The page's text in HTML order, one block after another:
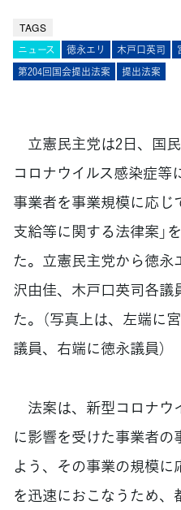
TAGS
ニュース 徳永エリ 木戸口英司
第204回国会提出法案
提出法案
立憲民主党は2日、国
コロナウイルス感染症等
事業者を事業規模に応
支給等に関する法律案」
た。立憲民主党から徳永
沢由佳、木戸口英司各議
た。（写真上は、左端に
議員、右端に徳永議員）
法案は、新型コロナウ
に影響を受けた事業者
よう、その事業の規模
を迅速におこなうため、